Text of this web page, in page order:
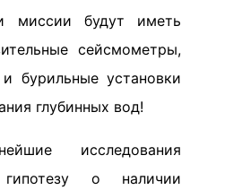
миссии будут иметь
сейсмометры,
бурильные установки
глубинных вод!
исследования
гипотезу о наличии